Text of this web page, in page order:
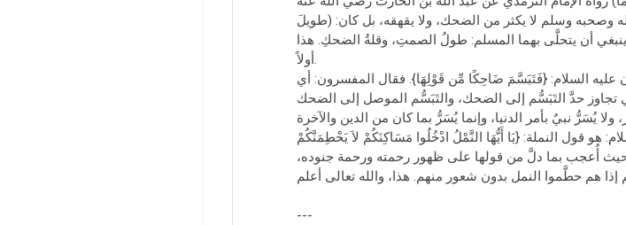
وصحبه وسلم لا يكثر من الضحك، ولا يقهقه، بل كان: (طويلَ
أن يتحلَّى بهما المسلم: طولُ الصمتِ، وقلةُ الضحكِ. هذا
أولاً.
عليه السلام: {فَتَبَسَّمَ ضَاحِكًا مِّن قَوْلِهَا}. فقال المفسرون: أي
تجاوز حدَّ التَبَسُّم إلى الضحك، والتَبَسُّم الموصل إلى الضحك
هو قول النملة: {يَا أَيُّهَا النَّمْلُ ادْخُلُوا مَسَاكِنَكُمْ لاَ يَحْطِمَنَّكُمْ
أُعجب بما دلَّ من قولها على ظهور رحمته ورحمة جنوده،
---